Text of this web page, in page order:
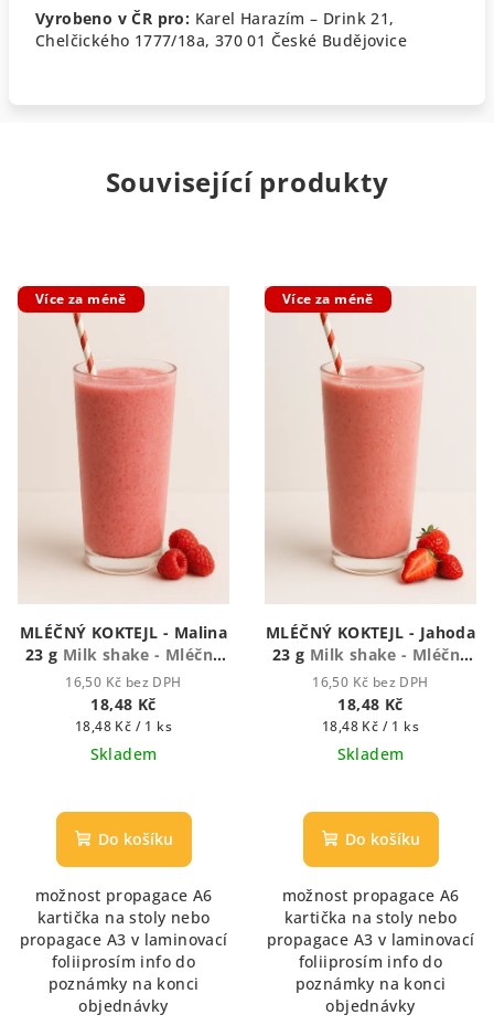
Vyrobeno v ČR pro: Karel Harazím – Drink 21,
Chelčického 1777/18a, 370 01 České Budějovice
Související produkty
Více za méně
MLÉČNÝ KOKTEJL - Malina
23 g Milk shake - Mléčný
koktejl
16,50 Kč bez DPH
18,48 Kč
Měrná
cena:
18,48 Kč / 1 ks
Skladem
Do košíku
možnost propagace A6
kartička na stoly nebo
propagace A3 v laminovací
foliiprosím info do
poznámky na konci
objednávky
Více za méně
MLÉČNÝ KOKTEJL - Jahoda
23 g Milk shake - Mléčný
koktejl
16,50 Kč bez DPH
18,48 Kč
Měrná
cena:
18,48 Kč / 1 ks
Skladem
Do košíku
možnost propagace A6
kartička na stoly nebo
propagace A3 v laminovací
foliiprosím info do
poznámky na konci
objednávky